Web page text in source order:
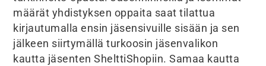
määrät yhdistyksen oppaita saat tilattua
kirjautumalla ensin jäsensivuille sisään ja sen
jälkeen siirtymällä turkoosin jäsenvalikon
kautta jäsenten ShelttiShopiin. Samaa kautta